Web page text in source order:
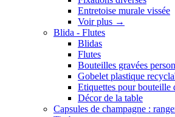
Entretoise murale vissée
Voir plus →
Blida - Flutes
Blidas
Flutes
Bouteilles gravées
Gobelet plastique
Etiquettes pour bouteille
Décor de la table
Capsules de champagne :